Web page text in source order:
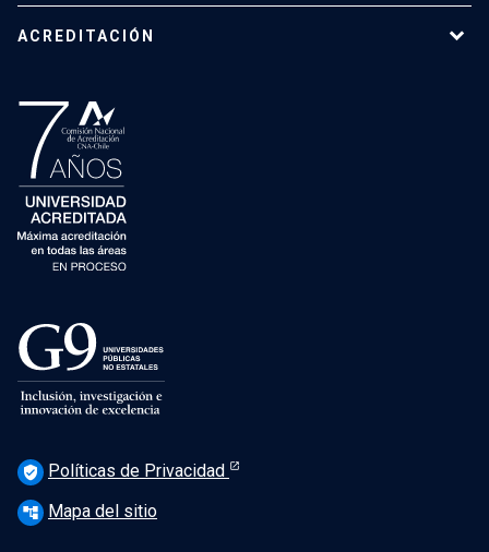
ACREDITACIÓN
verified_user Políticas de Privacidad
account_tree Mapa del sitio